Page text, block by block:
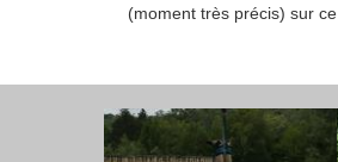
(moment très précis) sur